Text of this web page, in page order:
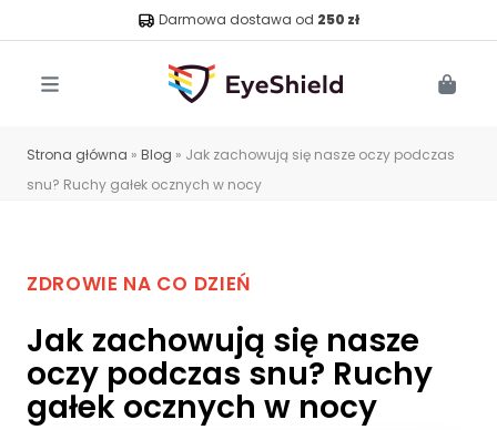
Darmowa dostawa od 250 zł
Strona główna » Blog » Jak zachowują się nasze oczy podczas
snu? Ruchy gałek ocznych w nocy
ZDROWIE NA CO DZIEŃ
Jak zachowują się nasze
oczy podczas snu? Ruchy
gałek ocznych w nocy